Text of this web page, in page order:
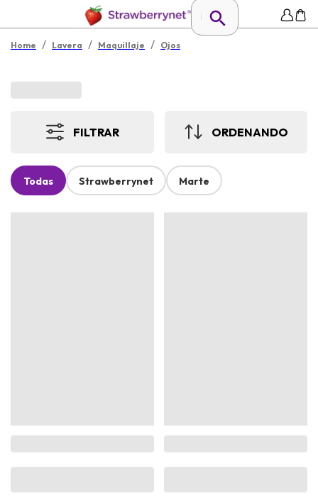
Home / Lavera / Maquillaje / Ojos
FILTRAR ORDENANDO
Todas Strawberrynet Marte